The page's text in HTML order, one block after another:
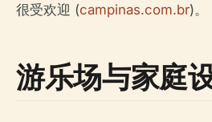
很受欢迎 (campinas.com.br)。
游乐场与家庭